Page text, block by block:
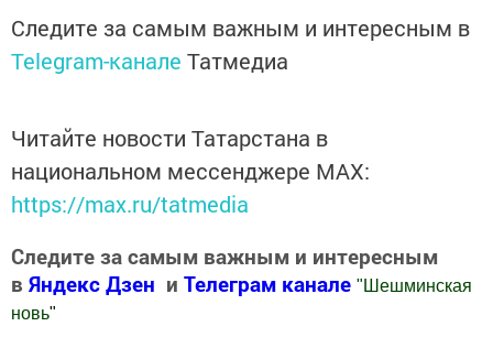
Следите за самым важным и интересным в
Telegram-канале Татмедиа
Читайте новости Татарстана в
национальном мессенджере MАХ:
https://max.ru/tatmedia
Следите за самым важным и интересным
в Яндекс Дзен и Телеграм канале " Шешминская
новь"